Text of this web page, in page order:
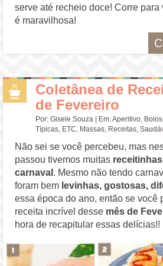
serve até recheio doce! Corre
é maravilhosa!
Coletânea de
de Fevereiro
Por:Gisele Souza | Em:Aperitivo
Típicas ETC Massas Receitas ,
Não sei se você percebeu, mas
passou tivemos muitas receitinhas
carnaval . Mesmo não tendo
foram bem levinhas, gostosas,
essa época do ano, então se você
receita incrível desse mês de
hora de recapitular essas delícias!!